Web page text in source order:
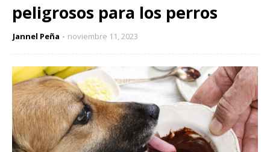
peligrosos para los perros
Jannel Peña noviembre 11, 2023